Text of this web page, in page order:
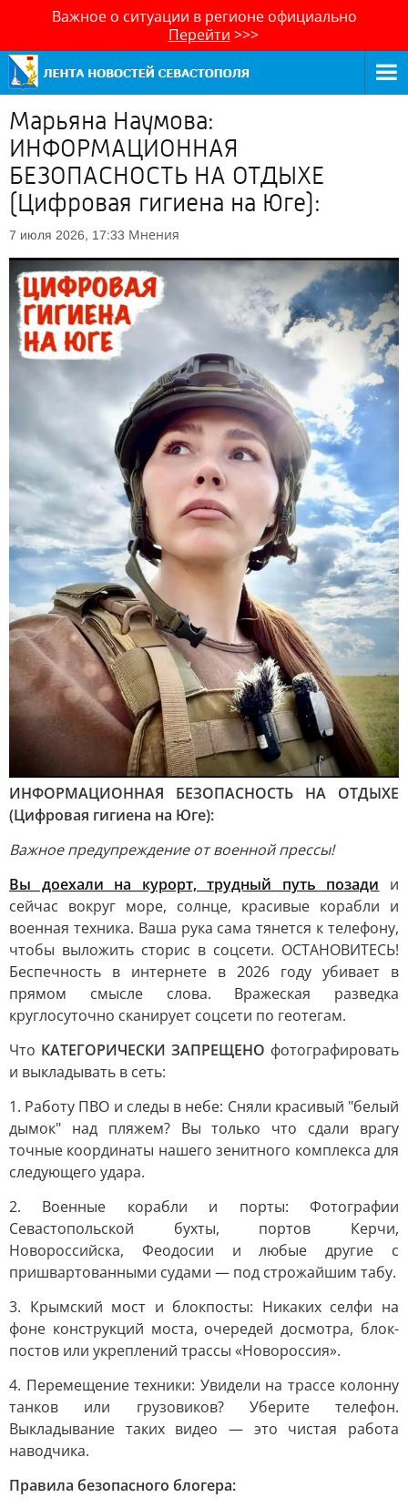
Важное о ситуации в регионе официально
Перейти >>>
Марьяна Наумова:
ИНФОРМАЦИОННАЯ
БЕЗОПАСНОСТЬ НА ОТДЫХЕ
(Цифровая гигиена на Юге):
7 июля 2026, 17:33 Мнения
ИНФОРМАЦИОННАЯ БЕЗОПАСНОСТЬ НА ОТДЫХЕ
(Цифровая гигиена на Юге):
Важное предупреждение от военной прессы!
Вы доехали на курорт, трудный путь позади и
сейчас вокруг море, солнце, красивые корабли и
военная техника. Ваша рука сама тянется к телефону,
чтобы выложить сторис в соцсети. ОСТАНОВИТЕСЬ!
Беспечность в интернете в 2026 году убивает в
прямом смысле слова. Вражеская разведка
круглосуточно сканирует соцсети по геотегам.
Что КАТЕГОРИЧЕСКИ ЗАПРЕЩЕНО фотографировать
и выкладывать в сеть:
1. Работу ПВО и следы в небе: Сняли красивый "белый
дымок" над пляжем? Вы только что сдали врагу
точные координаты нашего зенитного комплекса для
следующего удара.
2. Военные корабли и порты: Фотографии
Севастопольской бухты, портов Керчи,
Новороссийска, Феодосии и любые другие с
пришвартованными судами — под строжайшим табу.
3. Крымский мост и блокпосты: Никаких селфи на
фоне конструкций моста, очередей досмотра, блок-
постов или укреплений трассы «Новороссия».
4. Перемещение техники: Увидели на трассе колонну
танков или грузовиков? Уберите телефон.
Выкладывание таких видео — это чистая работа
наводчика.
Правила безопасного блогера: